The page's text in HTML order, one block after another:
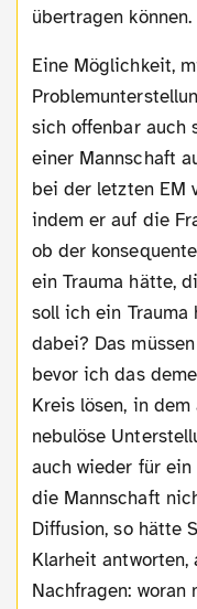
übertragen können.
Eine Möglichkeit, mit vagen
sich offenbar auch
einer Mannschaft
bei der letzten EM
indem er auf die
ob der
ein Trauma hätte,
soll ich ein Trauma
dabei? Das
bevor ich das
Kreis lösen, in
nebulöse
auch wieder für ein
die Mannschaft
Diffusion, so hätte
Klarheit
Nachfragen: woran